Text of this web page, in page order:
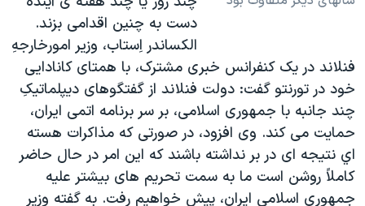
دست به چنين اقدامی بزند.
الکساندر اِستاب، وزير امورخارجهِ
فنلاند در يک کنفرانس خبری مشترک، با همتای کانادايی
خود در تورنتو گفت: دولت فنلاند از گفتگوهای ديپلماتيکِ
چند جانبه با جمهوری اسلامی، بر سر برنامه اتمی ايران،
حمايت می کند. وی افزود، در صورتی که مذاکرات هسته
اي نتيجه ای در بر نداشته باشند که اين امر در حال حاضر
کاملاً روشن است ما به سمت تحريم های بيشتر عليه
جمهوری اسلامی ايران، پيش خواهيم رفت. به گفته وزير